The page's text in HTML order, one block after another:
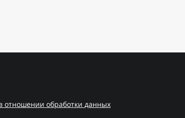
отношении обработки данных